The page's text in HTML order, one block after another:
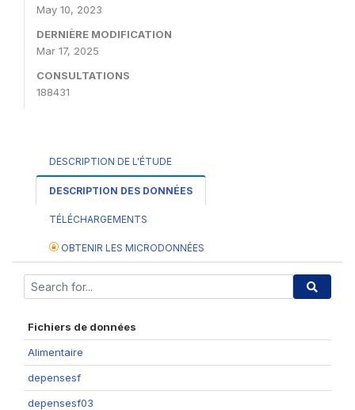
May 10, 2023
DERNIÈRE MODIFICATION
Mar 17, 2025
CONSULTATIONS
188431
DESCRIPTION DE L'ÉTUDE
DESCRIPTION DES DONNÉES
TÉLÉCHARGEMENTS
OBTENIR LES MICRODONNÉES
Fichiers de données
Alimentaire
depensesf
depensesf03